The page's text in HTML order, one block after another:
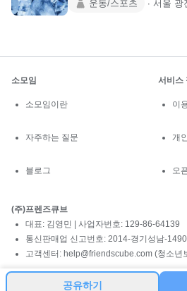
운동/스포츠 ∙ 서울 광
공유하기
소모임
소모임이란
자주하는 질문
블로그
서비스
이
개
오
(주)프렌즈큐브
대표: 김영민 | 사업자번호: 129-86-64139
통신판매업 신고번호: 2014-경기성남-1490
고객센터: help@friendscube.com (청소년